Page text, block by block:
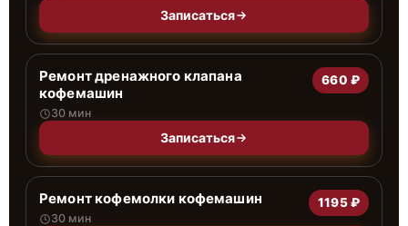
Записаться
Ремонт дренажного клапана
кофемашин
30 мин
660 ₽
Записаться
Ремонт кофемолки кофемашин
30 мин
1195 ₽